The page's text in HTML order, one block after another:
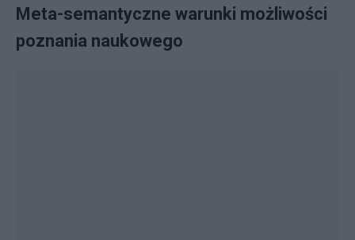
Meta-semantyczne warunki możliwości
poznania naukowego